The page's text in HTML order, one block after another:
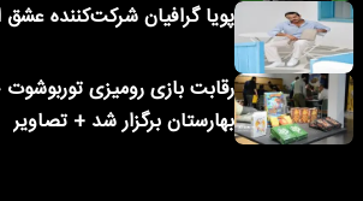
پویا گرافیان شرکت‌کننده عشق ابدی
رقابت بازی رومیزی
بهارستان برگزار شد + تصاویر